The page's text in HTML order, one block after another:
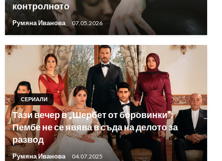
контролното
Румяна Иванова 07.05.2026
СЕРИАЛИ
Тази вечер в „Шербет от боровинки“:
Пембе не се явява в съда на делото за
развод
Румяна Иванова 04.07.2025